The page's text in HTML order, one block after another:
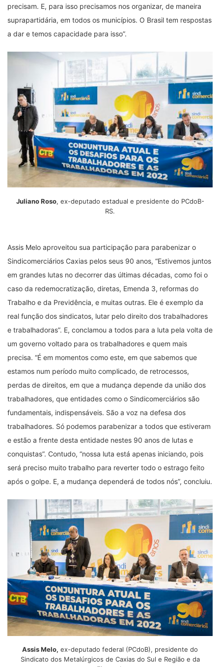
precisam. E, para isso precisamos nos organizar, de maneira
suprapartidária, em todos os municípios. O Brasil tem respostas
a dar e temos capacidade para isso”.
Juliano Roso, ex-deputado estadual e presidente do PCdoB-
RS.
Assis Melo aproveitou sua participação para parabenizar o
Sindicomerciários Caxias pelos seus 90 anos, “Estivemos juntos
em grandes lutas no decorrer das últimas décadas, como foi o
caso da redemocratização, diretas, Emenda 3, reformas do
Trabalho e da Previdência, e muitas outras. Ele é exemplo da
real função dos sindicatos, lutar pelo direito dos trabalhadores
e trabalhadoras”. E, conclamou a todos para a luta pela volta de
um governo voltado para os trabalhadores e quem mais
precisa. “É em momentos como este, em que sabemos que
estamos num período muito complicado, de retrocessos,
perdas de direitos, em que a mudança depende da união dos
trabalhadores, que entidades como o Sindicomerciários são
fundamentais, indispensáveis. São a voz na defesa dos
trabalhadores. Só podemos parabenizar a todos que estiveram
e estão a frente desta entidade nestes 90 anos de lutas e
conquistas”. Contudo, “nossa luta está apenas iniciando, pois
será preciso muito trabalho para reverter todo o estrago feito
após o golpe. E, a mudança dependerá de todos nós”, concluiu.
Assis Melo, ex-deputado federal (PCdoB), presidente do
Sindicato dos Metalúrgicos de Caxias do Sul e Região e da